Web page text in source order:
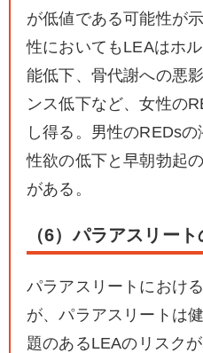
が低値である可能性が
性においてもLEAはホ
能低下、骨代謝への悪
ンス低下など、女性の
し得る。男性のREDsの
性欲の低下と早朝勃起
がある。
（6）パラアスリー
パラアスリートにおけ
が、パラアスリートは
題のあるLEAのリスク